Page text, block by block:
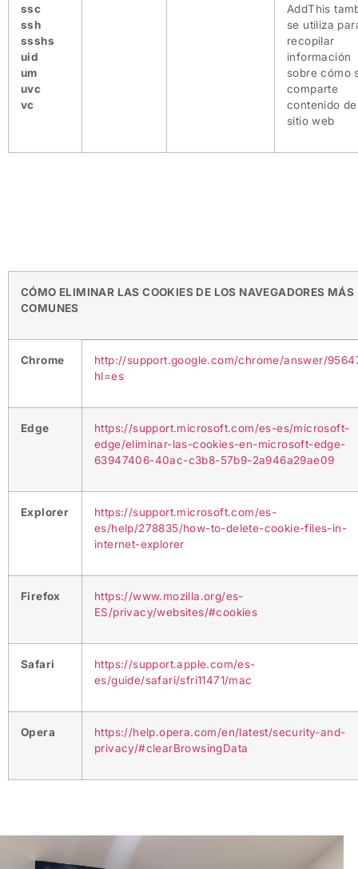
ssc
ssh
ssshs
uid
um
uvc
vc
AddThis
se utiliza
recopilar
información
sobre cómo
comparte
contenido
sitio web
CÓMO ELIMINAR LAS COOKIES DE LOS NAVEGADORES MÁS
COMUNES
Chrome
http://support.google.com/chrome/answer/
hl=es
Edge
https://support.microsoft.com/es-es/microsoft-
edge/eliminar-las-cookies-en-microsoft-edge-
63947406-40ac-c3b8-57b9-2a946a29ae09
Explorer
https://support.microsoft.com/es-
es/help/278835/how-to-delete-cookie-files-in-
internet-explorer
Firefox
https://www.mozilla.org/es-
ES/privacy/websites/#cookies
Safari
https://support.apple.com/es-
es/guide/safari/sfri11471/mac
Opera
https://help.opera.com/en/latest/security-and-
privacy/#clearBrowsingData